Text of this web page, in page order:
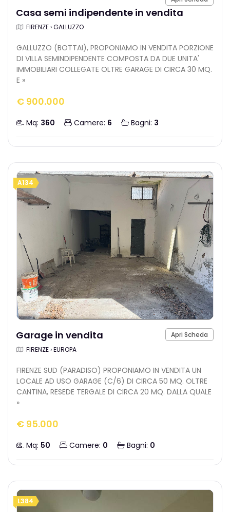
Casa semi indipendente in vendita
FIRENZE › GALLUZZO
GALLUZZO (BOTTAI), PROPONIAMO IN VENDITA PORZIONE
DI VILLA SEMINDIPENDENTE COMPOSTA DA DUE UNITA'
IMMOBILIARI COLLEGATE OLTRE GARAGE DI CIRCA 30 MQ.
E »
€ 900.000
Mq: 360 Camere: 6 Bagni: 3
A134
Apri Scheda
Garage in vendita
FIRENZE › EUROPA
FIRENZE SUD (PARADISO) PROPONIAMO IN VENDITA UN
LOCALE AD USO GARAGE (C/6) DI CIRCA 50 MQ. OLTRE
CANTINA, RESEDE TERGALE DI CIRCA 20 MQ. DALLA QUALE
»
€ 95.000
Mq: 50 Camere: 0 Bagni: 0
L384